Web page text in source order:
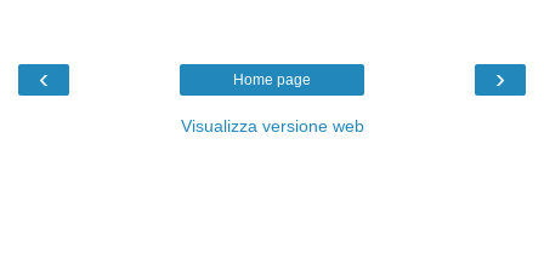
‹ ›
Home page
Visualizza versione web